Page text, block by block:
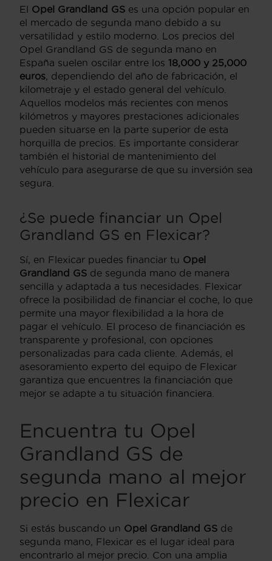
El Opel Grandland GS es una opción popular en
el mercado de segunda mano debido a su
versatilidad y estilo moderno. Los precios del
Opel Grandland GS de segunda mano en
España suelen oscilar entre los 18,000 y 25,000
euros , dependiendo del año de fabricación, el
kilometraje y el estado general del vehículo.
Aquellos modelos más recientes con menos
kilómetros y mayores prestaciones adicionales
pueden situarse en la parte superior de esta
horquilla de precios. Es importante considerar
también el historial de mantenimiento del
vehículo para asegurarse de que su inversión sea
segura.
¿Se puede financiar un Opel
Grandland GS en Flexicar?
Sí, en Flexicar puedes financiar tu Opel
Grandland GS de segunda mano de manera
sencilla y adaptada a tus necesidades. Flexicar
ofrece la posibilidad de financiar el coche, lo que
permite una mayor flexibilidad a la hora de
pagar el vehículo. El proceso de financiación es
transparente y profesional, con opciones
personalizadas para cada cliente. Además, el
asesoramiento experto del equipo de Flexicar
garantiza que encuentres la financiación que
mejor se adapte a tu situación financiera.
Encuentra tu Opel
Grandland GS de
segunda mano al mejor
precio en Flexicar
Si estás buscando un Opel Grandland GS de
segunda mano, Flexicar es el lugar ideal para
encontrarlo al mejor precio. Con una amplia